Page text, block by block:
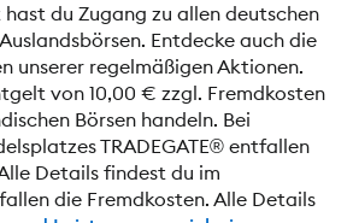
du Zugang zu allen deutschen
Entdecke auch die
unserer regelmäßigen Aktionen.
von 10,00 € zzgl. Fremdkosten
Börsen handeln. Bei
TRADEGATE® entfallen
Details findest du im
die Fremdkosten. Alle Details